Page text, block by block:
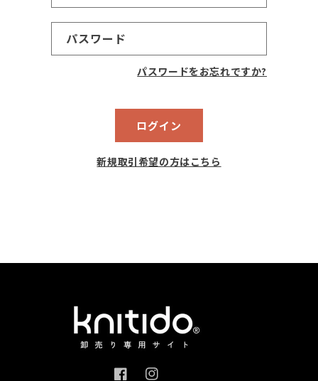
パスワード
パスワードをお忘れですか?
ログイン
新規取引希望の方はこちら